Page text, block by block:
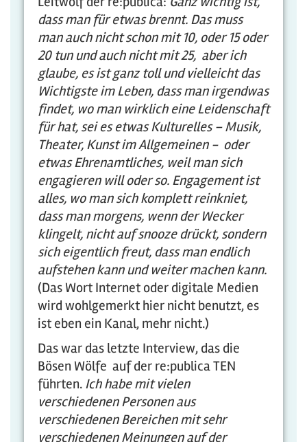
dass man für etwas brennt. Das muss
man auch nicht schon mit 10, oder 15 oder
20 tun und auch nicht mit 25, aber ich
glaube, es ist ganz toll und vielleicht das
Wichtigste im Leben, dass man irgendwas
findet, wo man wirklich eine Leidenschaft
für hat, sei es etwas Kulturelles – Musik,
Theater, Kunst im Allgemeinen - oder
etwas Ehrenamtliches, weil man sich
engagieren will oder so. Engagement ist
alles, wo man sich komplett reinkniet,
dass man morgens, wenn der Wecker
klingelt, nicht auf snooze drückt, sondern
sich eigentlich freut, dass man endlich
aufstehen kann und weiter machen kann.
(Das Wort Internet oder digitale Medien
wird wohlgemerkt hier nicht benutzt, es
ist eben ein Kanal, mehr nicht.)
Das war das letzte Interview, das die
Bösen Wölfe auf der re:publica TEN
führten. Ich habe mit vielen
verschiedenen Personen aus
verschiedenen Bereichen mit sehr
verschiedenen Meinungen auf der